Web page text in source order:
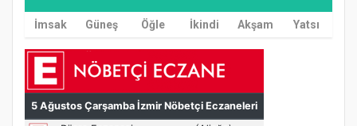
İmsak Güneş Öğle İkindi Akşam Yatsı